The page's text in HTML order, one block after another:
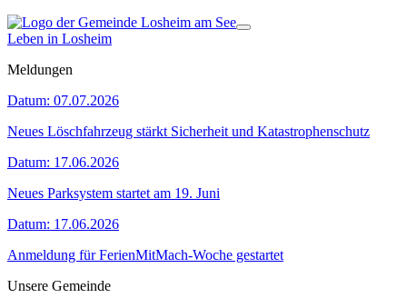
Leben in Losheim
Meldungen
Datum: 07.07.2026
Neues Löschfahrzeug stärkt Sicherheit und Katastrophenschutz
Datum: 17.06.2026
Neues Parksystem startet am 19. Juni
Datum: 17.06.2026
Anmeldung für FerienMitMach-Woche gestartet
Unsere Gemeinde